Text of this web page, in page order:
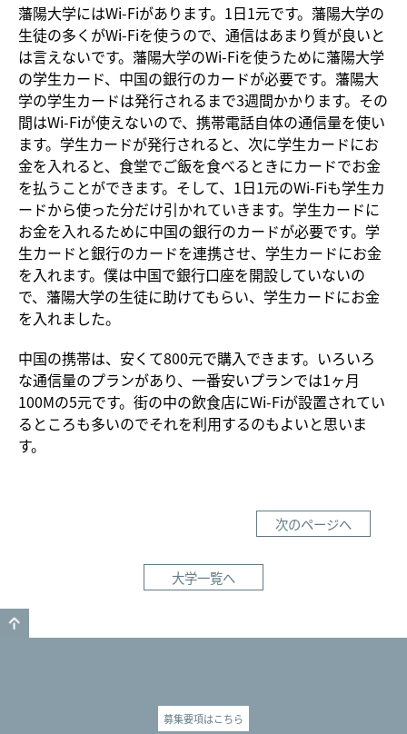
藩陽大学にはWi-Fiがあります。1日1元です。藩陽大学の
生徒の多くがWi-Fiを使うので、通信はあまり質が良いと
は言えないです。藩陽大学のWi-Fiを使うために藩陽大学
の学生カード、中国の銀行のカードが必要です。藩陽大
学の学生カードは発行されるまで3週間かかります。その
間はWi-Fiが使えないので、携帯電話自体の通信量を使い
ます。学生カードが発行されると、次に学生カードにお
金を入れると、食堂でご飯を食べるときにカードでお金
を払うことができます。そして、1日1元のWi-Fiも学生カ
ードから使った分だけ引かれていきます。学生カードに
お金を入れるために中国の銀行のカードが必要です。学
生カードと銀行のカードを連携させ、学生カードにお金
を入れます。僕は中国で銀行口座を開設していないの
で、藩陽大学の生徒に助けてもらい、学生カードにお金
を入れました。
中国の携帯は、安くて800元で購入できます。いろいろ
な通信量のプランがあり、一番安いプランでは1ヶ月
100Mの5元です。街の中の飲食店にWi-Fiが設置されてい
るところも多いのでそれを利用するのもよいと思いま
す。
次のページへ
大学一覧へ
募集要項はこちら